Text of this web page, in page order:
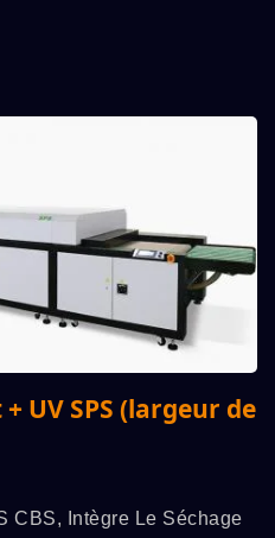
À Haute Efficacité....
UV SPS (largeur de
CBS, Intègre Le Séchage